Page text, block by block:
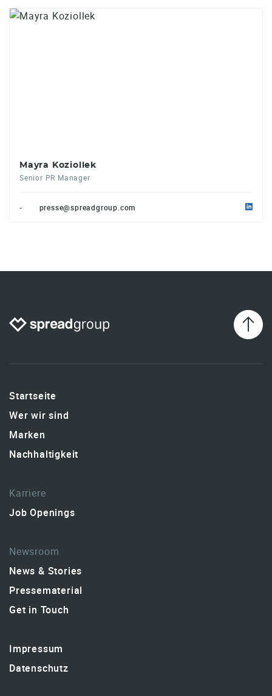
Mayra Koziollek
Senior PR Manager
- presse@spreadgroup.com
Startseite
Wer wir sind
Marken
Nachhaltigkeit
Karriere
Job Openings
Newsroom
News & Stories
Pressematerial
Get in Touch
Impressum
Datenschutz